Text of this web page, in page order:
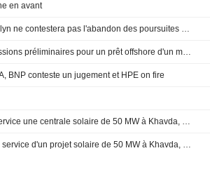
en avant
Le procureur fédéral de Brooklyn ne contestera pas l'abandon des poursuites contre le milliardaire indien Gautam Adani
Adani Green Energy en discussions préliminaires pour un prêt offshore d'un milliard de dollars
BNP conteste un jugement et HPE on fire
Adani Green Energy met en service une centrale solaire de 50 MW à Khavda, en Inde
Adani Green Energy : mise en service d'un projet solaire de 50 MW à Khavda, dans le Gujarat